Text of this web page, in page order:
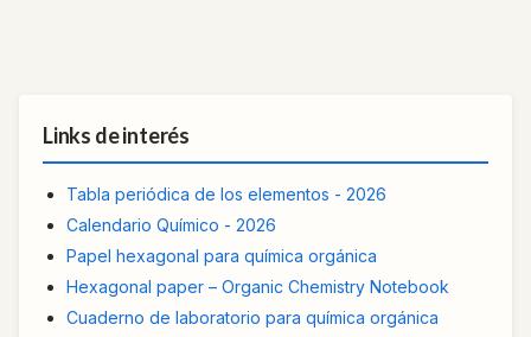
Links de interés
Tabla periódica de los elementos - 2026
Calendario Químico - 2026
Papel hexagonal para química orgánica
Hexagonal paper – Organic Chemistry Notebook
Cuaderno de laboratorio para química orgánica